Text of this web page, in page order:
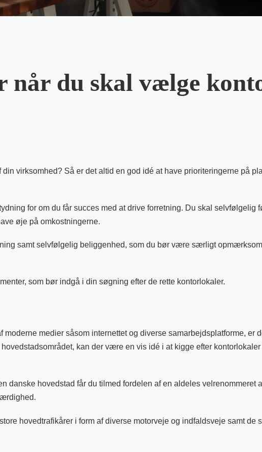
når du skal vælge
virksomhed? Så er det altid en god idé at have prioriteringerne på
for om du får succes med at drive forretning. Du skal selvfølgelig
øje på omkostningerne.
samt selvfølgelig beliggenhed, som du bør være særligt
som bør indgå i din søgning efter de rette kontorlokaler.
medier såsom internettet og diverse samarbejdsplatforme, er
kan der være en vis idé i at kigge efter
hovedstad får du tilmed fordelen af en aldeles velrenommeret
hovedtrafikårer i form af diverse motorveje og indfaldsveje samt de